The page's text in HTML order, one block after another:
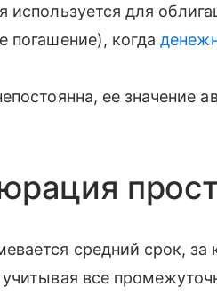
используется для
погашение), когда
ее значение
средний срок, за
все